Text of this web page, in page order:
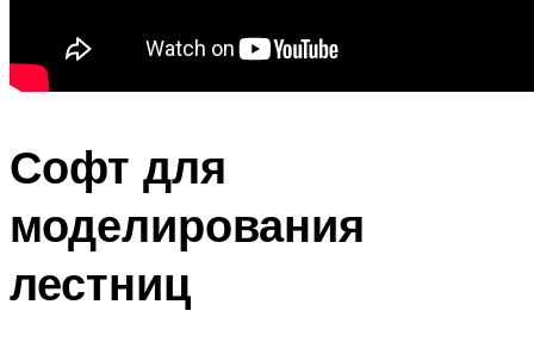
Софт для
моделирования
лестниц